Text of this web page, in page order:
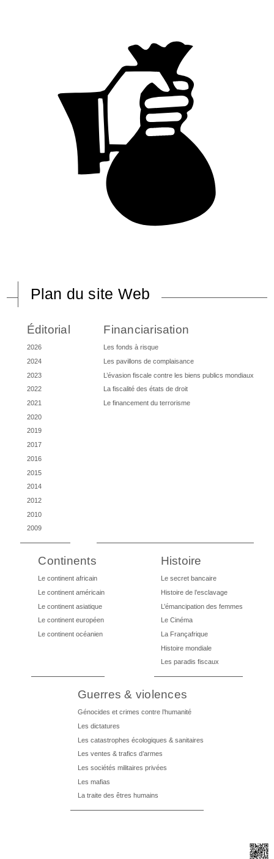
Plan du site Web
Éditorial
2026
2024
2023
2022
2021
2020
2019
2017
2016
2015
2014
2012
2010
2009
Financiarisation
Les fonds à risque
Les pavillons de complaisance
L’évasion fiscale contre les biens publics mondiaux
La fiscalité des états de droit
Le financement du terrorisme
Continents
Le continent africain
Le continent américain
Le continent asiatique
Le continent européen
Le continent océanien
Histoire
Le secret bancaire
Histoire de l’esclavage
L’émancipation des femmes
Le Cinéma
La Françafrique
Histoire mondiale
Les paradis fiscaux
Guerres & violences
Génocides et crimes contre l’humanité
Les dictatures
Les catastrophes écologiques & sanitaires
Les ventes & trafics d’armes
Les sociétés militaires privées
Les mafias
La traite des êtres humains